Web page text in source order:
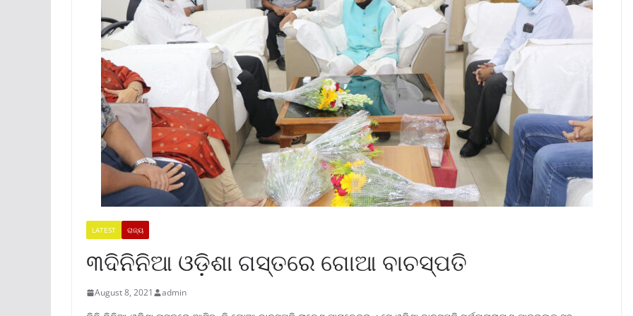
LATEST ରାଜ୍ୟ
୩ଦିନିନିଆ ଓଡ଼ିଶା ଗସ୍ତରେ ଗୋଆ ବାଚସ୍ପତି
August 8, 2021 admin